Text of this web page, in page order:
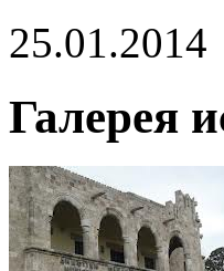
25.01.2014
Галерея